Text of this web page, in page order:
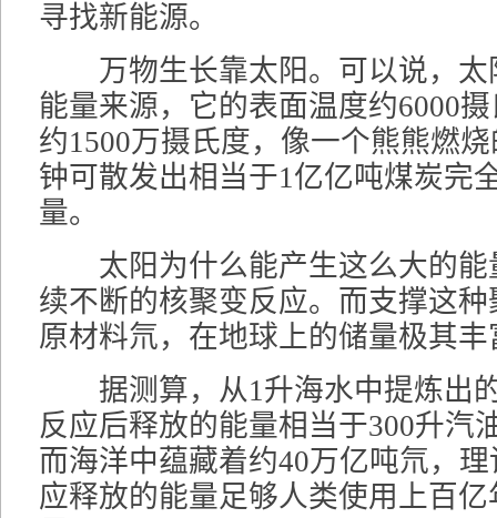
寻找新能源。
万物生长靠太阳。可以说，太
能量来源，它的表面温度约6000
约1500万摄氏度，像一个熊熊燃
钟可散发出相当于1亿亿吨煤炭完
量。
太阳为什么能产生这么大的能
续不断的核聚变反应。而支撑这
原材料氘，在地球上的储量极其丰
据测算，从1升海水中提炼出
反应后释放的能量相当于300升汽
而海洋中蕴藏着约40万亿吨氘，
应释放的能量足够人类使用上百